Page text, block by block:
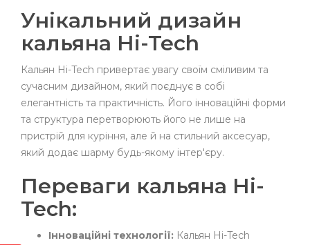
Унікальний дизайн
кальяна Hi-Tech
Кальян Hi-Tech привертає увагу своїм сміливим та
сучасним дизайном, який поєднує в собі
елегантність та практичність. Його інноваційні форми
та структура перетворюють його не лише на
пристрій для куріння, але й на стильний аксесуар,
який додає шарму будь-якому інтер'єру.
Переваги кальяна Hi-
Tech:
Інноваційні технології: Кальян Hi-Tech